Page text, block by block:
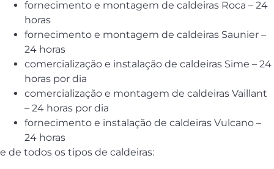
fornecimento e montagem de caldeiras Roca – 24
horas
fornecimento e montagem de caldeiras Saunier –
24 horas
comercialização e instalação de caldeiras Sime – 24
horas por dia
comercialização e montagem de caldeiras Vaillant
– 24 horas por dia
fornecimento e instalação de caldeiras Vulcano –
24 horas
e de todos os tipos de caldeiras: